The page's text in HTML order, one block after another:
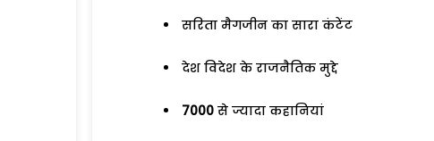
सरिता मैगजीन का सारा कंटेंट
देश विदेश के राजनैतिक मुद्दे
7000 से ज्यादा कहानियां